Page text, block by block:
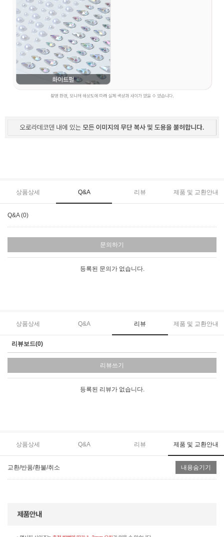
상품상세 Q&A 리뷰 제품 및 교환안내
Q&A (0)
문의하기
등록된 문의가 없습니다.
상품상세 Q&A 리뷰 제품 및 교환안내
리뷰보드(0)
리뷰쓰기
등록된 리뷰가 없습니다.
상품상세 Q&A 리뷰 제품 및 교환안내
교환/반품/환불/취소 내용숨기기